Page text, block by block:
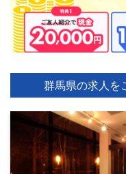
群馬県の求人を